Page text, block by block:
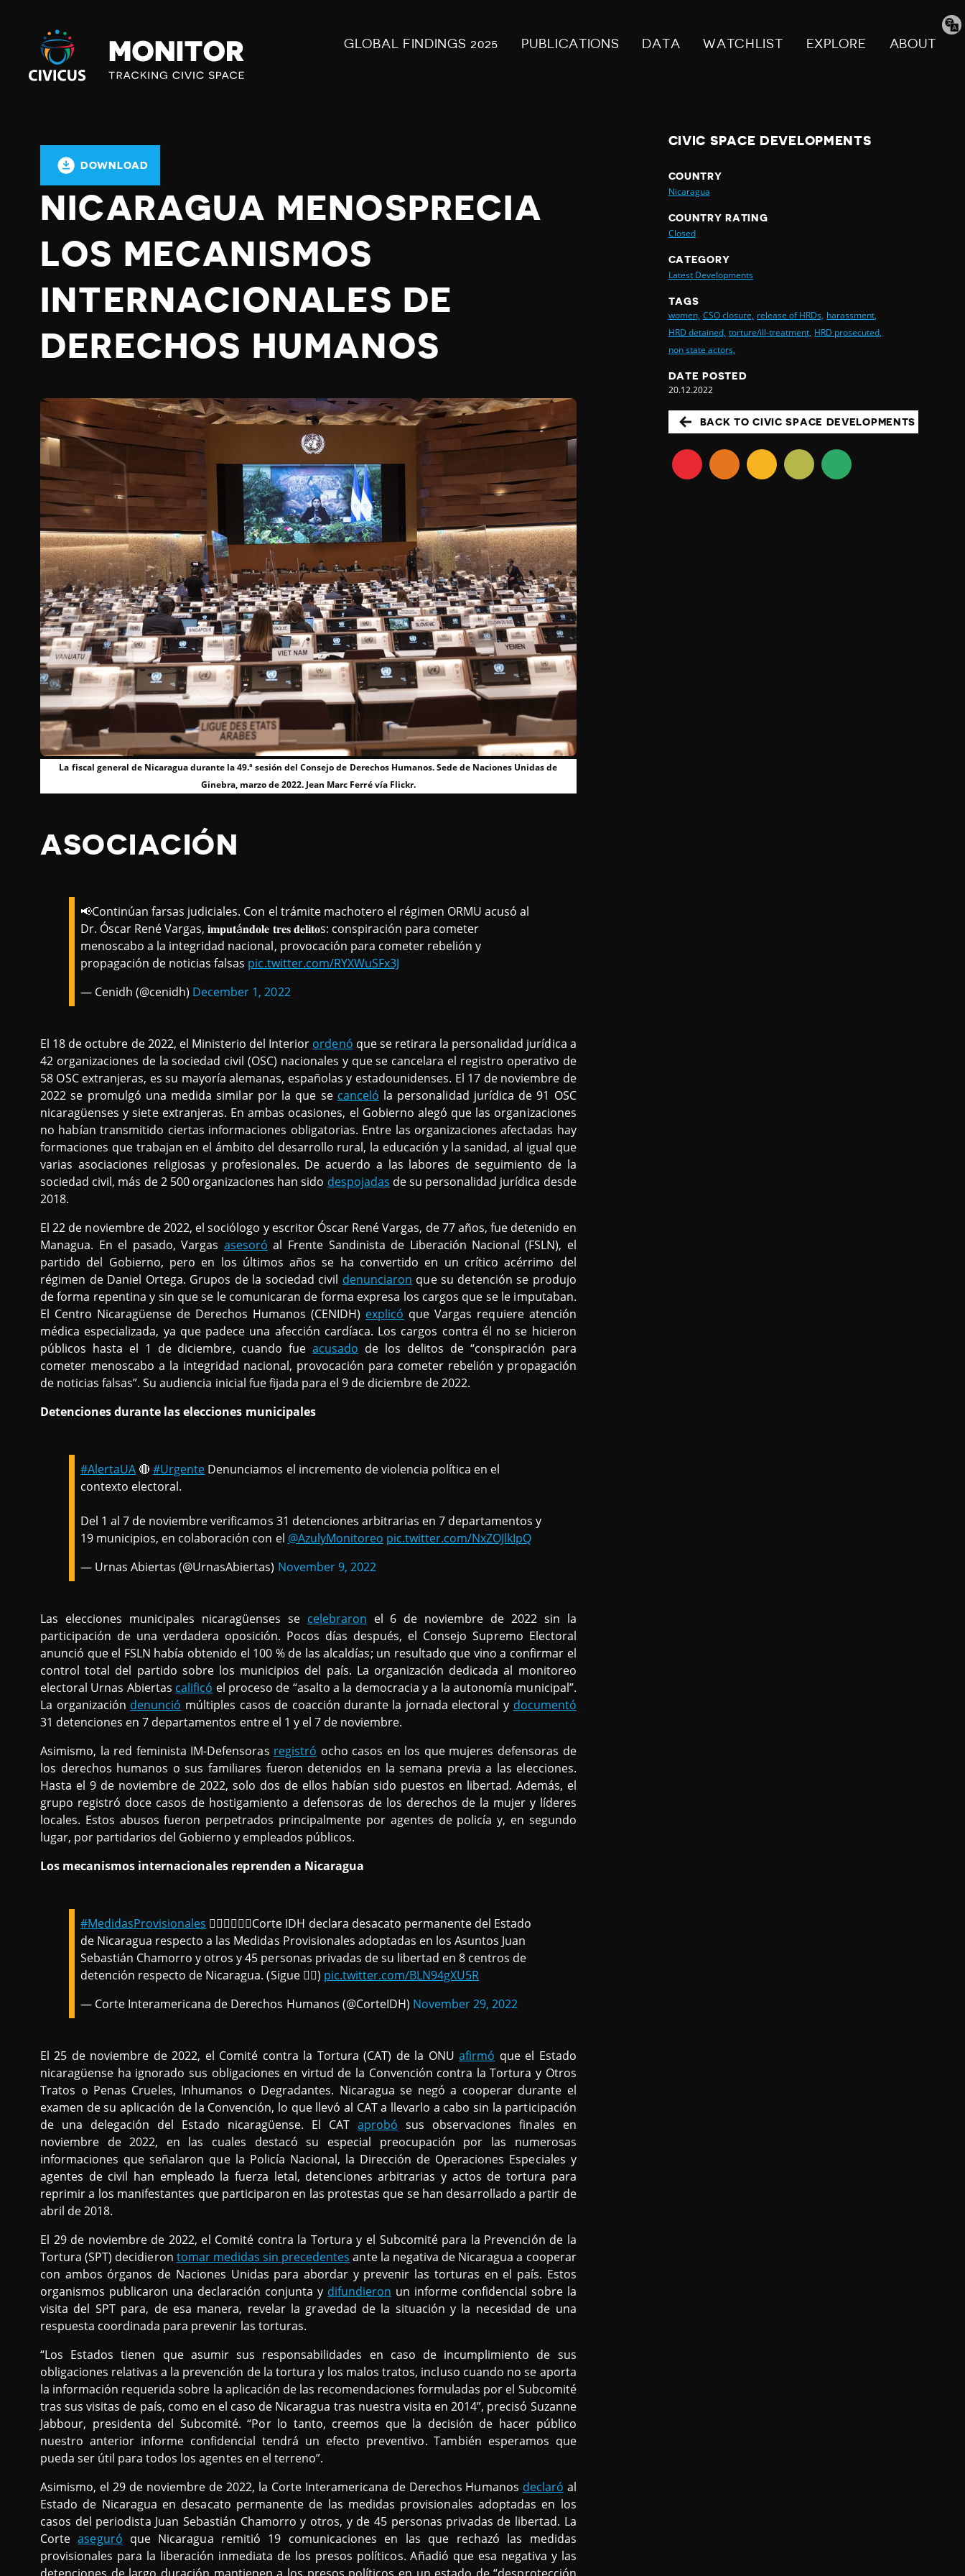
Civicus
Monitor
GLOBAL FINDINGS 2025 PUBLICATIONS DATA WATCHLIST EXPLORE ABOUT
DOWNLOAD
NICARAGUA MENOSPRECIA
LOS MECANISMOS
INTERNACIONALES DE
DERECHOS HUMANOS
La fiscal general de Nicaragua durante la 49.ª sesión del Consejo de Derechos Humanos. Sede de Naciones Unidas de
Ginebra, marzo de 2022. Jean Marc Ferré vía Flickr.
ASOCIACIÓN
📢Continúan farsas judiciales. Con el trámite machotero el régimen ORMU acusó al
Dr. Óscar René Vargas, 𝐢𝐦𝐩𝐮𝐭á𝐧𝐝𝐨𝐥𝐞 𝐭𝐫𝐞𝐬 𝐝𝐞𝐥𝐢𝐭𝐨s: conspiración para cometer
menoscabo a la integridad nacional, provocación para cometer rebelión y
propagación de noticias falsas pic.twitter.com/RYXWuSFx3J
— Cenidh (@cenidh) December 1, 2022
El 18 de octubre de 2022, el Ministerio del Interior ordenó que se retirara la personalidad jurídica a
42 organizaciones de la sociedad civil (OSC) nacionales y que se cancelara el registro operativo de
58 OSC extranjeras, es su mayoría alemanas, españolas y estadounidenses. El 17 de noviembre de
2022 se promulgó una medida similar por la que se canceló la personalidad jurídica de 91 OSC
nicaragüenses y siete extranjeras. En ambas ocasiones, el Gobierno alegó que las organizaciones
no habían transmitido ciertas informaciones obligatorias. Entre las organizaciones afectadas hay
formaciones que trabajan en el ámbito del desarrollo rural, la educación y la sanidad, al igual que
varias asociaciones religiosas y profesionales. De acuerdo a las labores de seguimiento de la
sociedad civil, más de 2 500 organizaciones han sido despojadas de su personalidad jurídica desde
2018.
El 22 de noviembre de 2022, el sociólogo y escritor Óscar René Vargas, de 77 años, fue detenido en
Managua. En el pasado, Vargas asesoró al Frente Sandinista de Liberación Nacional (FSLN), el
partido del Gobierno, pero en los últimos años se ha convertido en un crítico acérrimo del
régimen de Daniel Ortega. Grupos de la sociedad civil denunciaron que su detención se produjo
de forma repentina y sin que se le comunicaran de forma expresa los cargos que se le imputaban.
El Centro Nicaragüense de Derechos Humanos (CENIDH) explicó que Vargas requiere atención
médica especializada, ya que padece una afección cardíaca. Los cargos contra él no se hicieron
públicos hasta el 1 de diciembre, cuando fueacusado de los delitos de “conspiración para
cometer menoscabo a la integridad nacional, provocación para cometer rebelión y propagación
de noticias falsas”. Su audiencia inicial fue fijada para el 9 de diciembre de 2022.
Detenciones durante las elecciones municipales
#AlertaUA 🔴#Urgente Denunciamos el incremento de violencia política en el
contexto electoral.
Del 1 al 7 de noviembre verificamos 31 detenciones arbitrarias en 7 departamentos y
19 municipios, en colaboración con el @AzulyMonitoreo pic.twitter.com/NxZOJlkIpQ
— Urnas Abiertas (@UrnasAbiertas) November 9, 2022
Las elecciones municipales nicaragüenses se celebraron el 6 de noviembre de 2022 sin la
participación de una verdadera oposición. Pocos días después, el Consejo Supremo Electoral
anunció que el FSLN había obtenido el 100 % de las alcaldías; un resultado que vino a confirmar el
control total del partido sobre los municipios del país. La organización dedicada al monitoreo
electoral Urnas Abiertas calificó el proceso de “asalto a la democracia y a la autonomía municipal”.
La organización denunció múltiples casos de coacción durante la jornada electoral y documentó
31 detenciones en 7 departamentos entre el 1 y el 7 de noviembre.
Asimismo, la red feminista IM-Defensoras registró ocho casos en los que mujeres defensoras de
los derechos humanos o sus familiares fueron detenidos en la semana previa a las elecciones.
Hasta el 9 de noviembre de 2022, solo dos de ellos habían sido puestos en libertad. Además, el
grupo registró doce casos de hostigamiento a defensoras de los derechos de la mujer y líderes
locales. Estos abusos fueron perpetrados principalmente por agentes de policía y, en segundo
lugar, por partidarios del Gobierno y empleados públicos.
Los mecanismos internacionales reprenden a Nicaragua
#MedidasProvisionales 👩🏿‍⚖️👨🏿‍⚖️Corte IDH declara desacato permanente del Estado
de Nicaragua respecto a las Medidas Provisionales adoptadas en los Asuntos Juan
Sebastián Chamorro y otros y 45 personas privadas de su libertad en 8 centros de
detención respecto de Nicaragua. (Sigue 👇🏿) pic.twitter.com/BLN94gXU5R
— Corte Interamericana de Derechos Humanos (@CorteIDH) November 29, 2022
El 25 de noviembre de 2022, el Comité contra la Tortura (CAT) de la ONUafirmó que el Estado
nicaragüense ha ignorado sus obligaciones en virtud de la Convención contra la Tortura y Otros
Tratos o Penas Crueles, Inhumanos o Degradantes. Nicaragua se negó a cooperar durante el
examen de su aplicación de la Convención, lo que llevó al CAT a llevarlo a cabo sin la participación
de una delegación del Estado nicaragüense. El CAT aprobó sus observaciones finales en
noviembre de 2022, en las cuales destacó su especial preocupación por las numerosas
informaciones que señalaron que la Policía Nacional, la Dirección de Operaciones Especiales y
agentes de civil han empleado la fuerza letal, detenciones arbitrarias y actos de tortura para
reprimir a los manifestantes que participaron en las protestas que se han desarrollado a partir de
abril de 2018.
El 29 de noviembre de 2022, el Comité contra la Tortura y el Subcomité para la Prevención de la
Tortura (SPT) decidieron tomar medidas sin precedentes ante la negativa de Nicaragua a cooperar
con ambos órganos de Naciones Unidas para abordar y prevenir las torturas en el país. Estos
organismos publicaron una declaración conjunta y difundieron un informe confidencial sobre la
visita del SPT para, de esa manera, revelar la gravedad de la situación y la necesidad de una
respuesta coordinada para prevenir las torturas.
“Los Estados tienen que asumir sus responsabilidades en caso de incumplimiento de sus
obligaciones relativas a la prevención de la tortura y los malos tratos, incluso cuando no se aporta
la información requerida sobre la aplicación de las recomendaciones formuladas por el Subcomité
tras sus visitas de país, como en el caso de Nicaragua tras nuestra visita en 2014”, precisó Suzanne
Jabbour, presidenta del Subcomité. “Por lo tanto, creemos que la decisión de hacer público
nuestro anterior informe confidencial tendrá un efecto preventivo. También esperamos que
pueda ser útil para todos los agentes en el terreno”.
Asimismo, el 29 de noviembre de 2022, la Corte Interamericana de Derechos Humanos declaró al
Estado de Nicaragua en desacato permanente de las medidas provisionales adoptadas en los
casos del periodista Juan Sebastián Chamorro y otros, y de 45 personas privadas de libertad. La
Corteaseguró que Nicaragua remitió 19 comunicaciones en las que rechazó las medidas
provisionales para la liberación inmediata de los presos políticos. Añadió que esa negativa y las
CIVIC SPACE DEVELOPMENTS
COUNTRY
Nicaragua
COUNTRY RATING
Closed
CATEGORY
Latest Developments
TAGS
women, CSO closure, release of HRDs, harassment,
HRD detained, torture/ill-treatment, HRD prosecuted,
non state actors,
DATE POSTED
20.12.2022
BACK TO CIVIC SPACE DEVELOPMENTS